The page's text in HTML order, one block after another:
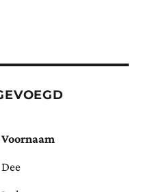
Voornaam
Dee